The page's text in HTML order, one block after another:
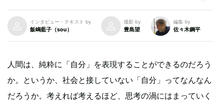
インタビュー・テキスト by
飯嶋藍子（sou）
撮影 by
豊島望
編集 by
佐々木鋼平
人間は、純粋に「自分」を表現することができるのだろう
か。というか、社会と接していない「自分」ってなんなん
だろうか。考えれば考えるほど、思考の渦にはまっていく